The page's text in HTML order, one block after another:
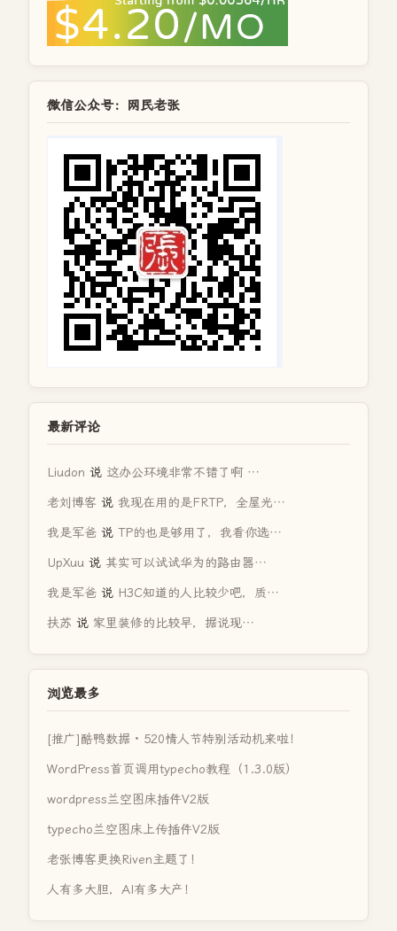
微信公众号：网民老张
最新评论
Liudon 说 这办公环境非常不错了啊 …
老刘博客 说 我现在用的是FRTP，全屋光…
我是军爸 说 TP的也是够用了，我看你选…
UpXuu 说 其实可以试试华为的路由器…
我是军爸 说 H3C知道的人比较少吧，质…
扶苏 说 家里装修的比较早，据说现…
浏览最多
[推广]酷鸭数据 · 520情人节特别活动机来啦！
WordPress首页调用typecho教程（1.3.0版）
wordpress兰空图床插件V2版
typecho兰空图床上传插件V2版
老张博客更换Riven主题了！
人有多大胆，AI有多大产！